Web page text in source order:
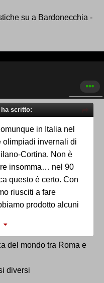
su a Bardonecchia -
ha scritto:
in Italia nel
olimpiadi invernali di
Cortina. Non è
insomma… nel 90
questo è certo. Con
riusciti a fare
prodotto alcuni
regole e regolette
del mondo tra Roma e
diversi